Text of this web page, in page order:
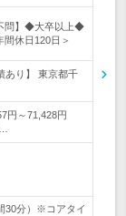
問】◆大卒以上◆
休日120日＞
あり】 東京都千
円～71,428円
30分）※コアタイ